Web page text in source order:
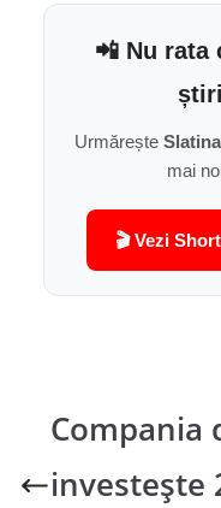
📲 Nu rata
Urmărește
mai
🎬 Vezi
Compania
investește